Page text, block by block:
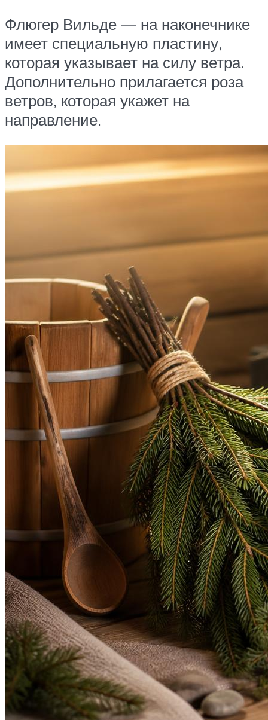
Флюгер Вильде — на наконечнике
имеет специальную пластину,
которая указывает на силу ветра.
Дополнительно прилагается роза
ветров, которая укажет на
направление.